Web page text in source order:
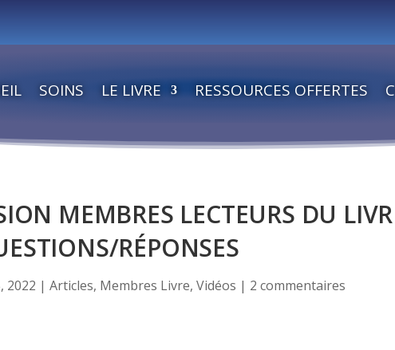
SOINS LE LIVRE RESSOURCES OFFERTES
MEMBRES LECTEURS DU
RÉPONSES
2022 |Articles, Membres Livre,Vidéos | 2 commentaires